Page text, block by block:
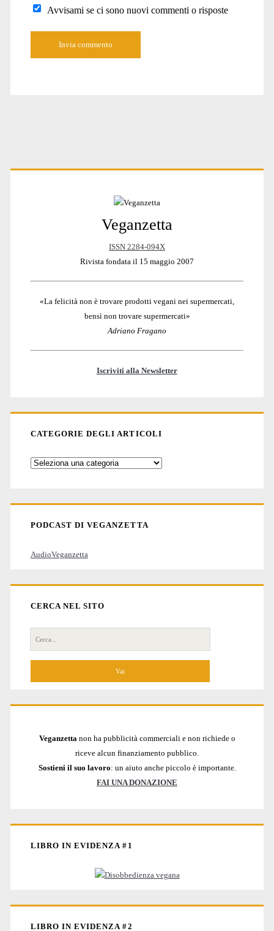
Avvisami se ci sono nuovi commenti o risposte
Primary
Veganzetta
ISSN 2284-094X
Rivista fondata il 15 maggio 2007
«La felicità non è trovare prodotti vegani nei supermercati,
bensì non trovare supermercati»
Adriano Fragano
Iscriviti alla Newsletter
CATEGORIE DEGLI ARTICOLI
Categorie
PODCAST DI VEGANZETTA
AudioVeganzetta
CERCA NEL SITO
Cerca
per:
Veganzetta non ha pubblicità commerciali e non richiede o
riceve alcun finanziamento pubblico.
Sostieni il suo lavoro: un aiuto anche piccolo è importante.
FAI UNA DONAZIONE
LIBRO IN EVIDENZA #1
LIBRO IN EVIDENZA #2